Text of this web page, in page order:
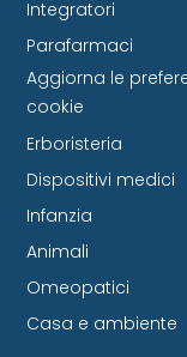
Integratori
Parafarmaci
Aggiorna le
cookie
Erboristeria
Dispositivi medici
Infanzia
Animali
Omeopatici
Casa e ambiente